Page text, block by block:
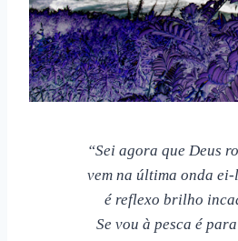
“Sei agora que Deus
vem na última onda ei-
é reflexo brilho
Se vou à pesca é